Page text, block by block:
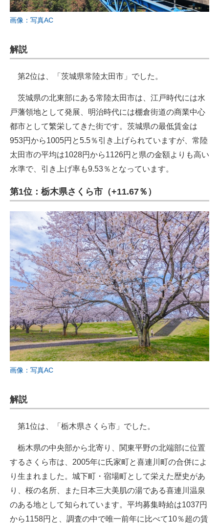
画像：写真AC
解説
第2位は、「茨城県常陸太田市」でした。
茨城県の北東部にある常陸太田市は、江戸時代には水
戸藩領地として発展、明治時代には棚倉街道の商業中心
都市として繁栄してきた街です。茨城県の最低賃金は
953円から1005円と5.5％引き上げられていますが、常陸
太田市の平均は1028円から1126円と県の金額よりも高い
水準で、引き上げ率も9.53％となっています。
第1位：栃木県さくら市（+11.67％）
画像：写真AC
解説
第1位は、「栃木県さくら市」でした。
栃木県の中央部から北寄り、関東平野の北端部に位置
するさくら市は、2005年に氏家町と喜連川町の合併によ
り生まれました。城下町・宿場町として栄えた歴史があ
り、桜の名所、また日本三大美肌の湯である喜連川温泉
のある地として知られています。平均募集時給は1037円
から1158円と、調査の中で唯一前年に比べて10％超の賃